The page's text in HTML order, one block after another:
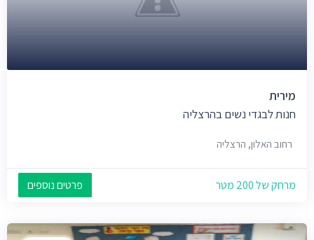
מירית
חנות לבגדי נשים בהרצליה
רחוב האלון, הרצליה
מרחק של 200 מטר פרטים נוספים